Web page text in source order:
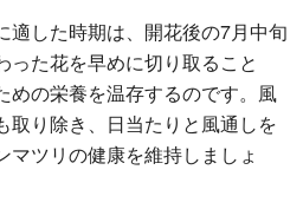
適した時期は、開花後の7月中旬
った花を早めに切り取ること
めの栄養を温存するのです。風
取り除き、日当たりと風通しを
マツリの健康を維持しましょ